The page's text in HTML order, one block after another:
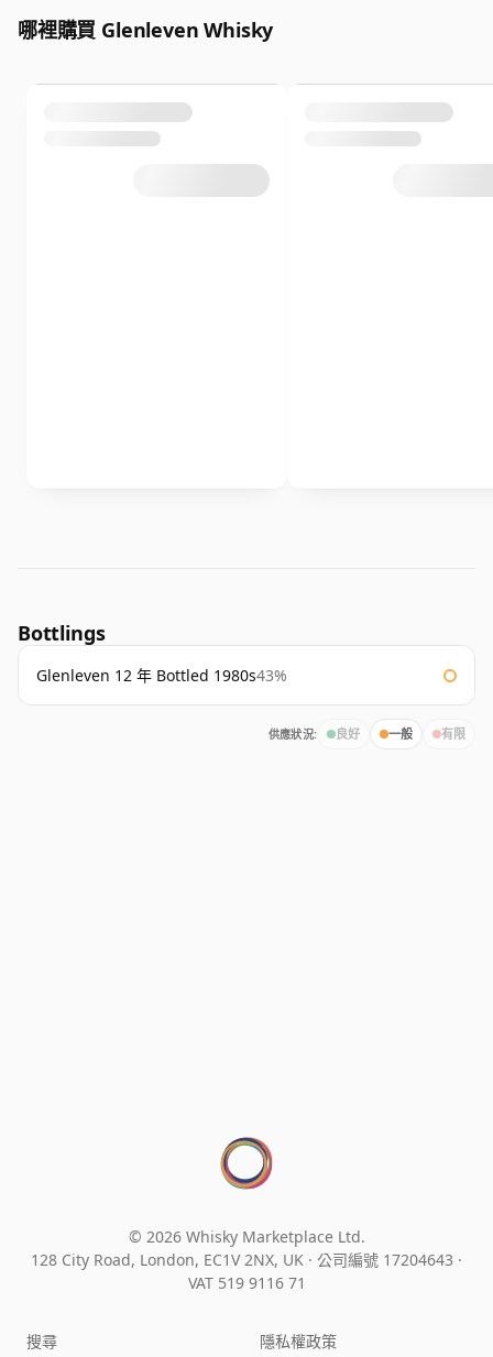
哪裡購買 Glenleven Whisky
Bottlings
Glenleven 12 年 Bottled 1980s43%
供應狀況: 良好 一般 有限
© 2026 Whisky Marketplace Ltd.
128 City Road, London, EC1V 2NX, UK · 公司編號 17204643 ·
VAT 519 9116 71
搜尋 隱私權政策